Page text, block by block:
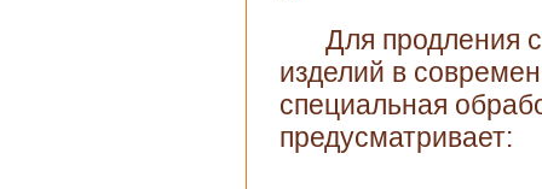
Для продления
изделий в
специальная
предусматривает: